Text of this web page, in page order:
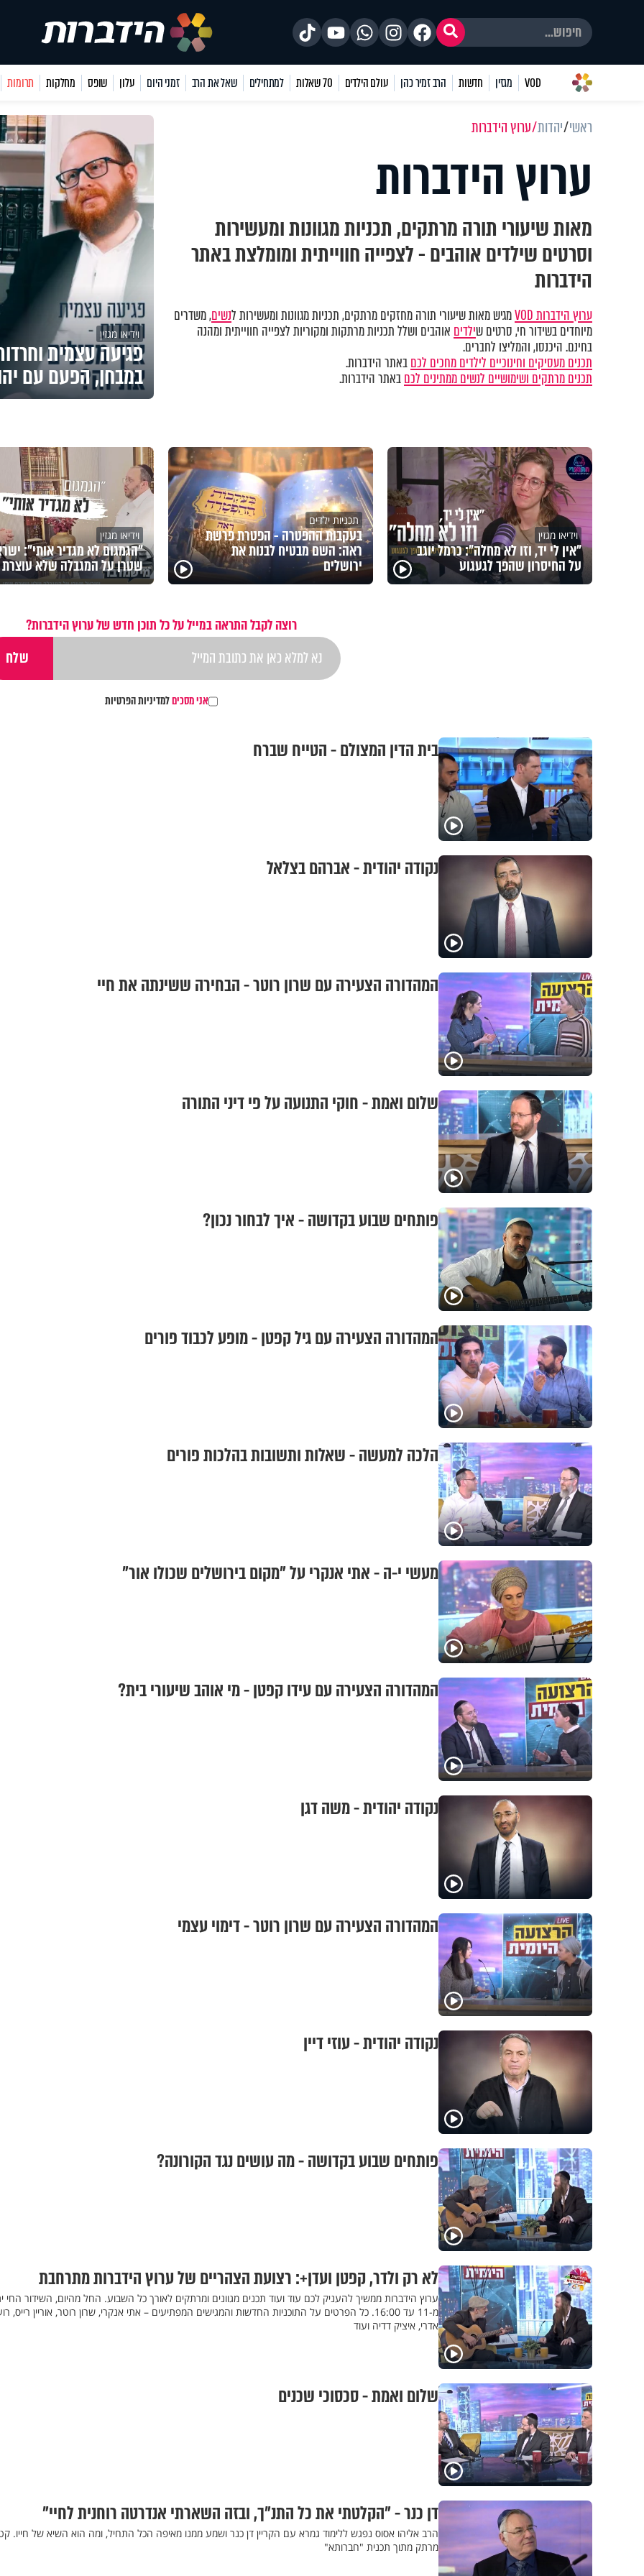
VOD מגזין חדשות הרב זמיר כהן עולם הילדים 70 שאלות למתחילים שאל את הרב זמני היום עלון שופס מחלקות תרומות
ראשי יהדות ערוץ הידברות
ערוץ הידברות
מאות שיעורי תורה מרתקים, תכניות מגוונות ומעשירות
וסרטים שילדים אוהבים - לצפייה חווייתית ומומלצת באתר
הידברות
ערוץ הידברות VOD מגיש מאות שיעורי תורה מחזקים מרתקים, תכניות מגוונות ומעשירות לנשים, משדרים
מיוחדים בשידור חי, סרטים שילדים אוהבים ושלל תכניות מרתקות ומקוריות לצפייה חווייתית ומהנה
בחינם. היכנסו, והמליצו לחברים.
תכנים מעסיקים וחינוכיים לילדים מחכים לכםבאתר הידברות.
תכנים מרתקים ושימושיים לנשים ממתינים לכםבאתר הידברות.
וידיאו מגזין
פגיעה עצמית
במבחן, הפעם עם
וידיאו מגזין
"אין לי יד, וזו לא מחלה": כרמל יוגב
על החיסרון שהפך לגעגוע
תכניות ילדים
בעקבות ההפטרה - הפטרת פרשת
ראה: השם מבטיח לבנות את
ירושלים
וידיאו מגזין
"הגמגום לא מגדיר אותי":
שטרן על המגבלה שלא עוצרת
רוצה לקבל התראה במייל על כל תוכן חדש של ערוץ הידברות?
אני מסכיםלמדיניות הפרטיות
בית הדין המצולם - הטייח שברח
נקודה יהודית - אברהם בצלאל
המהדורה הצעירה עם שרון רוטר - הבחירה ששינתה את חיי
שלום ואמת - חוקי התנועה על פי דיני התורה
פותחים שבוע בקדושה - איך לבחור נכון?
המהדורה הצעירה עם גיל קפטן - מופע לכבוד פורים
הלכה למעשה - שאלות ותשובות בהלכות פורים
מעשי י-ה - אתי אנקרי על "מקום בירושלים שכולו אור"
המהדורה הצעירה עם עידו קפטן - מי אוהב שיעורי בית?
נקודה יהודית - משה דגן
המהדורה הצעירה עם שרון רוטר - דימוי עצמי
נקודה יהודית - עוזי דיין
פותחים שבוע בקדושה - מה עושים נגד הקורונה?
לא רק ולדר, קפטן ועדן+: רצועת הצהריים של ערוץ הידברות מתרחבת
ערוץ הידברות ממשיך להעניק לכם עוד ועוד תכנים מגוונים ומרתקים לאורך כל השבוע. החל מהיום, השידור החי
מ-11 עד 16:00. כל הפרטים על התוכניות החדשות והמגישים המפתיעים – אתי אנקרי, שרון רוטר, אוריין רייס,
אדרי, איציק דדיה ועוד
שלום ואמת - סכסוכי שכנים
דן כנר - "הקלטתי את כל התנ"ך, ובזה השארתי אנדרטה רוחנית לחיי"
הרב אליהו אסוס נפגש ללימוד גמרא עם הקריין דן כנר ושמע ממנו מאיפה הכל התחיל, ומה הוא השיא של חייו.
מרתק מתוך תכנית "חברותא"